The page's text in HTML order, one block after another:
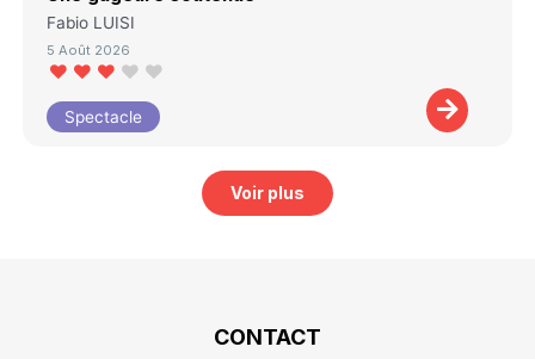
Fabio LUISI
5 Août 2026
Spectacle
Voir plus
CONTACT